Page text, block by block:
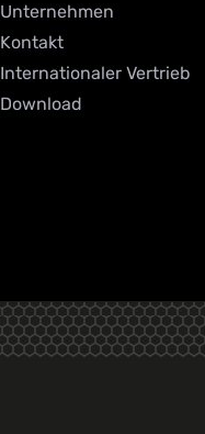
Unternehmen
Kontakt
Internationaler Vertrieb
Download